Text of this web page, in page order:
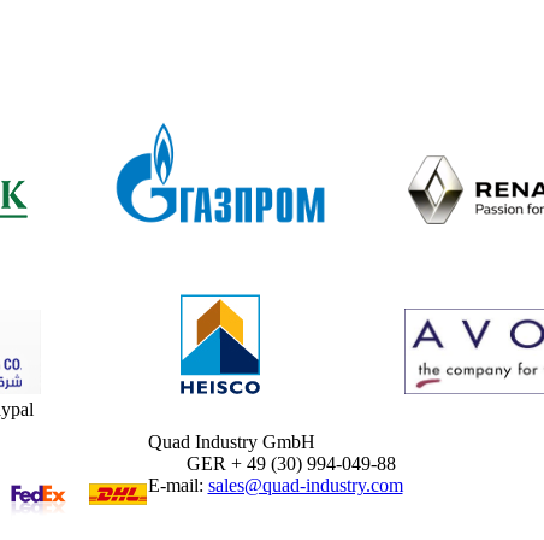
Quad Industry GmbH
GER + 49 (30) 994-049-88
E-mail: sales@quad-industry.com